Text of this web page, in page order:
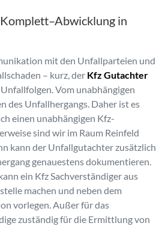
in
mit den Unfallparteien und
– kurz, der Kfz Gutachter
Vom unabhängigen
des Unfallhergangs. Daher ist es
einen unabhängigen Kfz-
sind wir im Raum Reinfeld
kann der Unfallgutachter zusätzlich
genauestens dokumentieren.
ein Kfz Sachverständiger aus
machen und neben dem
vorlegen. Außer für das
zuständig für die Ermittlung von